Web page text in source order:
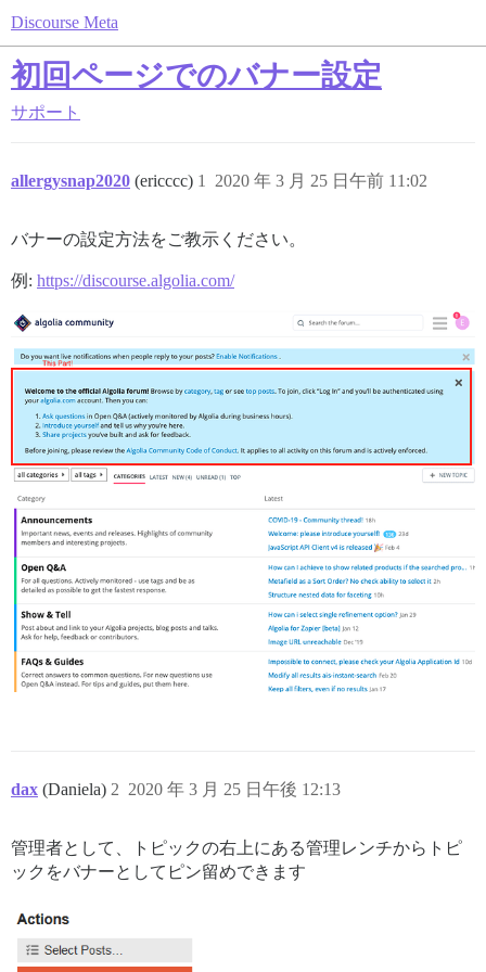
Discourse Meta
初回ページでのバナー設定
サポート
allergysnap2020 (ericccc) 2020 年 3 月 25 日午前 11:02
1
バナーの設定方法をご教示ください。
例: https://discourse.algolia.com/
dax (Daniela) 2020 年 3 月 25 日午後 12:13
2
管理者として、トピックの右上にある管理レンチからトピ
ックをバナーとしてピン留めできます